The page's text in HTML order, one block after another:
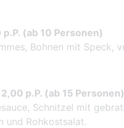
(ab 10 Personen)
Bohnen mit Speck,
p.P. (ab 15 Personen)
Schnitzel mit
und Rohkostsalat.